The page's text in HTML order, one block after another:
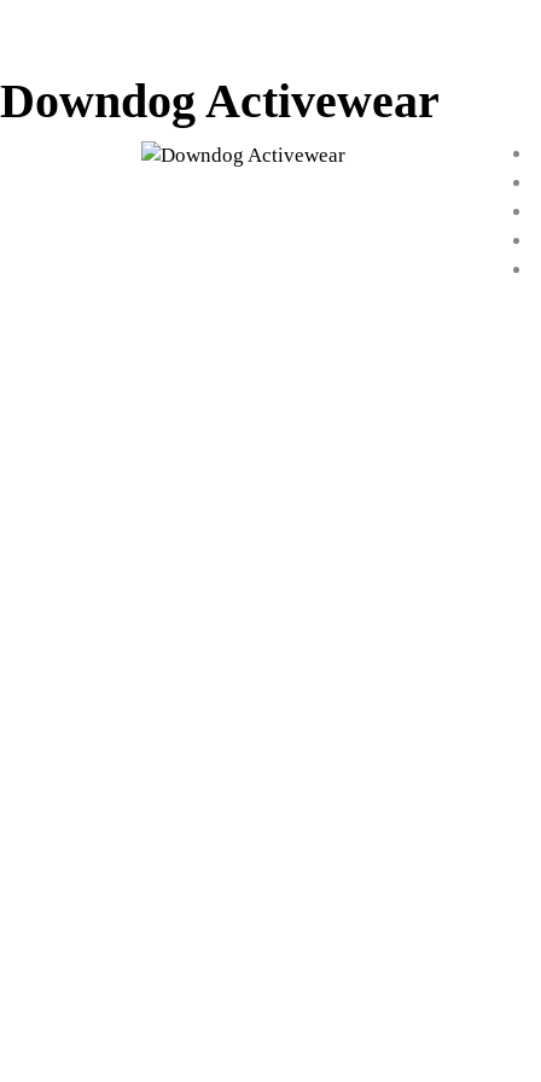
Downdog Activewear